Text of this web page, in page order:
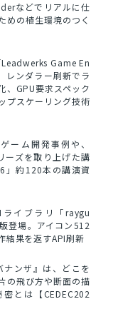
などでリアルに仕
めの植生環境のつく
Game En
レンダラー刷新でラ
、GPU要求スペック
プスケーリング技術
ーム開発事例や、
ーズを取り上げた講
」約120本の講演資
ライブラリ「raygu
登場。アイコン512
結果を返すAPI刷新
ナンザ』は、どこを
の飛び方や断面の描
とは【CEDEC202